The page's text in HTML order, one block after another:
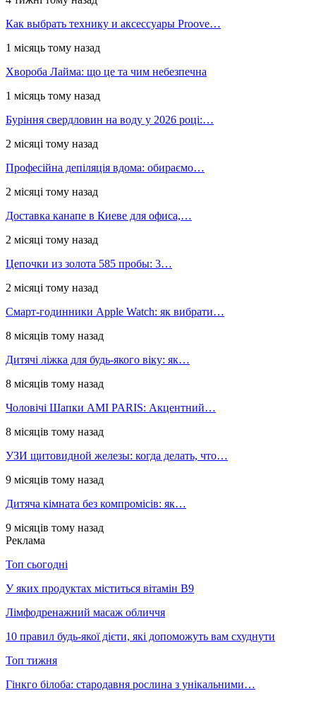
Как выбрать технику и аксессуары Proove…
1 місяць тому назад
Хвороба Лайма: що це та чим небезпечна
1 місяць тому назад
Буріння свердловин на воду у 2026 році:…
2 місяці тому назад
Професійна депіляція вдома: обираємо…
2 місяці тому назад
Доставка канапе в Киеве для офиса,…
2 місяці тому назад
Цепочки из золота 585 пробы: 3…
2 місяці тому назад
Смарт-годинники Apple Watch: як вибрати…
8 місяців тому назад
Дитячі ліжка для будь-якого віку: як…
8 місяців тому назад
Чоловічі Шапки AMI PARIS: Акцентний…
8 місяців тому назад
УЗИ щитовидной железы: когда делать, что…
9 місяців тому назад
Дитяча кімната без компромісів: як…
9 місяців тому назад
Реклама
Топ сьогодні
У яких продуктах міститься вітамін В9
Лімфодренажний масаж обличчя
10 правил будь-якої дієти, які допоможуть вам схуднути
Топ тижня
Гінкго білоба: стародавня рослина з унікальними…